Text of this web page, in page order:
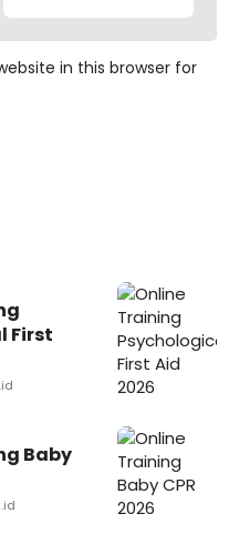
in this browser for
First
Baby